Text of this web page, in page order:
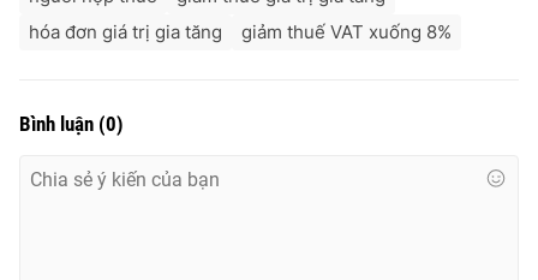
hóa đơn giá trị gia tăng
giảm thuế VAT xuống 8%
Bình luận (0)